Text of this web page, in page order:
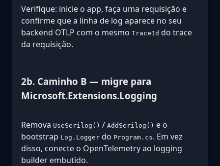
Verifique: inicie o app, faça uma requisição e
confirme que a linha de log aparece no seu
backend OTLP com o mesmo TraceId do trace
da requisição.
2b. Caminho B — migre para
Microsoft.Extensions.Logging
Remova UseSerilog() / AddSerilog() e o
bootstrap Log.Logger do Program.cs. Em vez
disso, conecte o OpenTelemetry ao logging
builder embutido.